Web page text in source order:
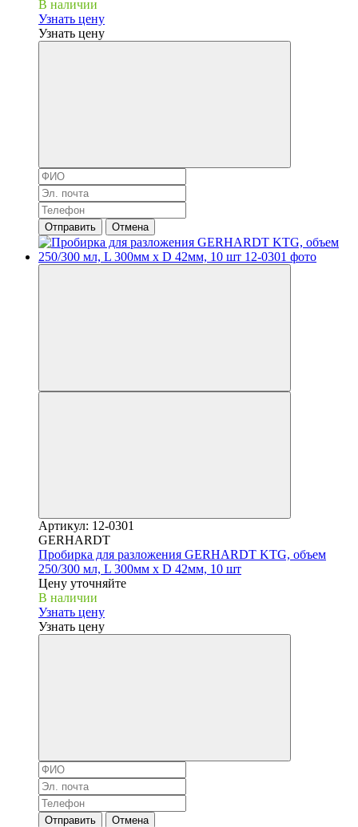
В наличии
Узнать цену
Узнать цену
Отправить Отмена
Артикул: 12-0301
GERHARDT
Пробирка для разложения GERHARDT KTG, объем
250/300 мл, L 300мм x D 42мм, 10 шт
Цену уточняйте
В наличии
Узнать цену
Узнать цену
Отправить Отмена